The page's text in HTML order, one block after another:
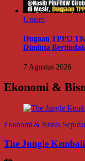
Umum
Dugaan TPPO
Diminta
7 Agustus 2026
Ekonomi &
Ekonomi & Bisnis
The Jungle